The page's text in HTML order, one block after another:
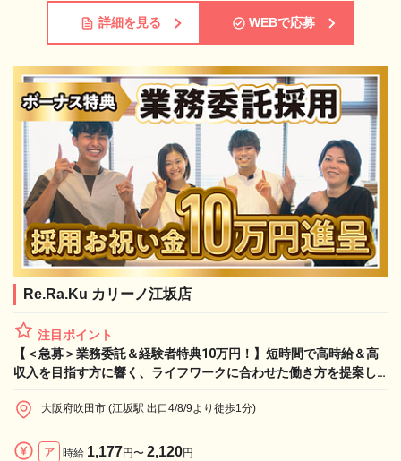
詳細を見る WEBで応募
Re.Ra.Ku カリーノ江坂店
注目ポイント
【＜急募＞業務委託＆経験者特典10万円！】短時間で高時給＆高
収入を目指す方に響く、ライフワークに合わせた働き方を提案し
大阪府吹田市 (江坂駅 出口4/8/9より徒歩1分)
ア 時給 1,177円〜 2,120円